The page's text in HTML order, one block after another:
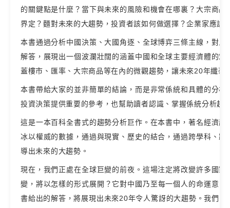
的關鍵點是什麼？當下與未來的風險和機會在哪裏？大宗商品
界定？麵對未來的大趨勢，投資者該如何做選擇？企業家應
本書通過分析中國決策、大國角逐、全球博弈三條主線，對上
解答，展現出一個波瀾壯闊的涵蓋中國和全球主要經濟體的宏
蓋樓市、匯率、大宗商品等在內的微觀趨勢，讓未來20年纖毫
本書帶給大家的並非簡單的結論，而是非常係統和具體的分析
投資決策提供重要的參考，也幫助讀者認識、掌握係統分析趨
這是一本百科全書式的趨勢分析巨作。在本書中，著名經濟趨
冰以權威的數據，通過與現實、歷史的結合，通過跨學科、跨
導出未來的大趨勢。
現在，我們正處在全球巨變的前夜。這場注定將改變許多國家
變，將以怎樣的形式展開？它對中國乃至每一個人的命運意
書給出的解答，將展現出未來20年令人驚訝的大趨勢。我們需